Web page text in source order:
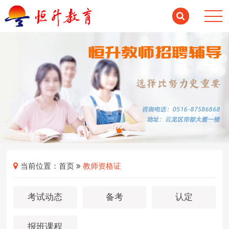
当前位置：首页 教师资格证
考试动态 备考 认定
报班课程